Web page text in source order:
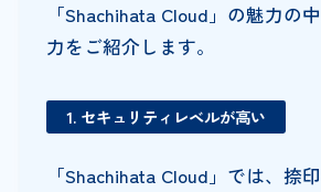
「Shachihata Cloud」の魅力の
力をご紹介します。
1. セキュリティレベルが高い
「Shachihata Cloud」では、捺